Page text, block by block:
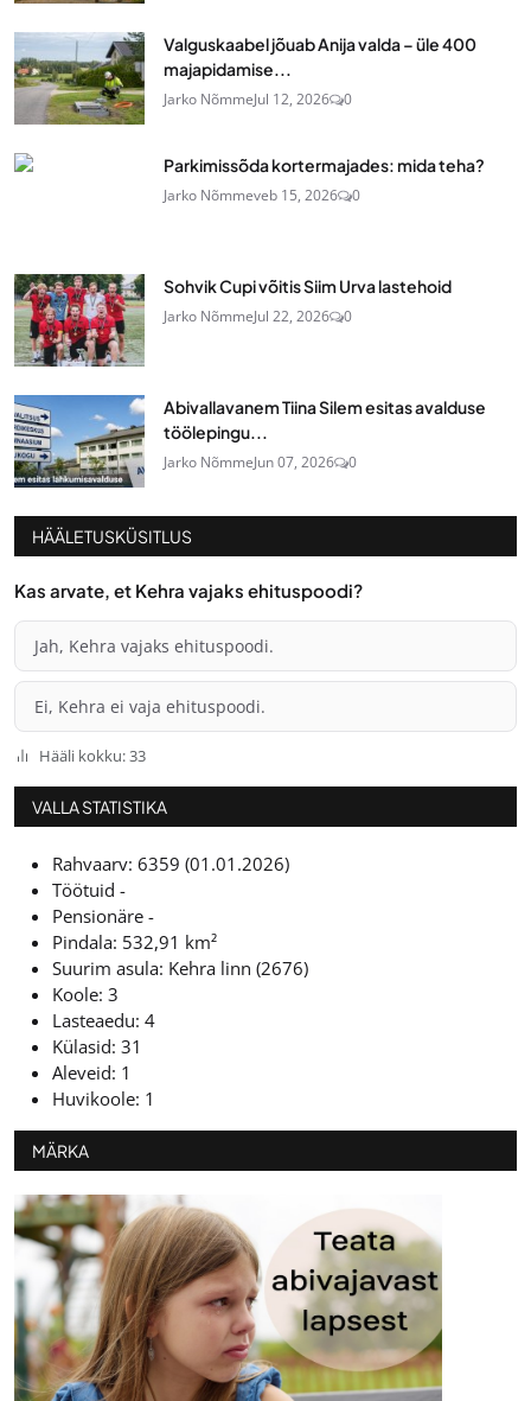
Valguskaabel jõuab Anija valda – üle 400
majapidamise...
Jarko NõmmeJul 12, 2026 0
Parkimissõda kortermajades: mida teha?
Jarko Nõmmeveb 15, 2026 0
Sohvik Cupi võitis Siim Urva lastehoid
Jarko NõmmeJul 22, 2026 0
Abivallavanem Tiina Silem esitas avalduse
töölepingu...
Jarko NõmmeJun 07, 2026 0
HÄÄLETUSKÜSITLUS
Kas arvate, et Kehra vajaks ehituspoodi?
Jah, Kehra vajaks ehituspoodi.
Ei, Kehra ei vaja ehituspoodi.
Hääli kokku: 33
VALLA STATISTIKA
Rahvaarv: 6359 (01.01.2026)
Töötuid -
Pensionäre -
Pindala: 532,91 km²
Suurim asula: Kehra linn (2676)
Koole: 3
Lasteaedu: 4
Külasid: 31
Aleveid: 1
Huvikoole: 1
MÄRKA